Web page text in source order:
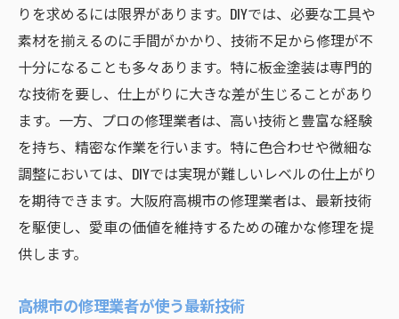
りを求めるには限界があります。DIYでは、必要な工具や
素材を揃えるのに手間がかかり、技術不足から修理が不
十分になることも多々あります。特に板金塗装は専門的
な技術を要し、仕上がりに大きな差が生じることがあり
ます。一方、プロの修理業者は、高い技術と豊富な経験
を持ち、精密な作業を行います。特に色合わせや微細な
調整においては、DIYでは実現が難しいレベルの仕上がり
を期待できます。大阪府高槻市の修理業者は、最新技術
を駆使し、愛車の価値を維持するための確かな修理を提
供します。
高槻市の修理業者が使う最新技術